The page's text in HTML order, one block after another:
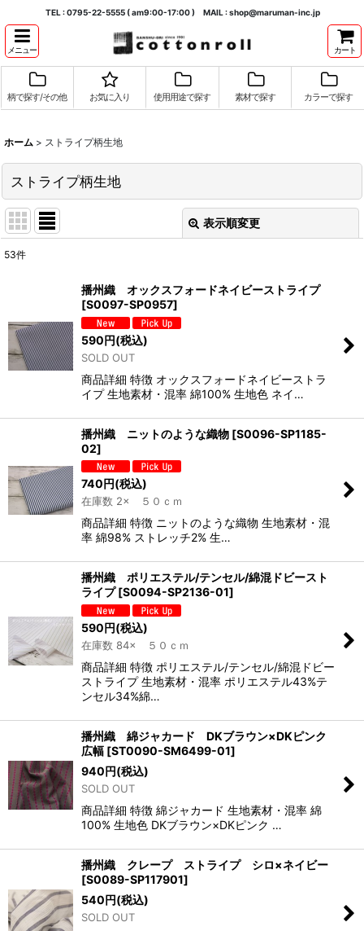
TEL : 0795-22-5555 ( am9:00-17:00 ) MAIL : shop@maruman-inc.jp
メニュー カート
柄で探す/その他 お気に入り 使用用途で探す 素材で探す カラーで探す
ホーム > ストライプ柄生地
ストライプ柄生地
表示順変更
53件
播州織 オックスフォードネイビーストライプ
[S0097-SP0957]
590円(税込)
SOLD OUT
商品詳細 特徴 オックスフォードネイビーストラ
イプ 生地素材・混率 綿100% 生地色 ネイ…
播州織 ニットのような織物 [S0096-SP1185-
02]
740円(税込)
在庫数 2× ５０ｃｍ
商品詳細 特徴 ニットのような織物 生地素材・混
率 綿98% ストレッチ2% 生…
播州織 ポリエステル/テンセル/綿混ドビースト
ライプ [S0094-SP2136-01]
590円(税込)
在庫数 84× ５０ｃｍ
商品詳細 特徴 ポリエステル/テンセル/綿混ドビー
ストライプ 生地素材・混率 ポリエステル43%テ
ンセル34%綿…
播州織 綿ジャカード DKブラウン×DKピンク
広幅 [ST0090-SM6499-01]
940円(税込)
SOLD OUT
商品詳細 特徴 綿ジャカード 生地素材・混率 綿
100% 生地色 DKブラウン×DKピンク …
播州織 クレープ ストライプ シロ×ネイビー
[S0089-SP117901]
540円(税込)
SOLD OUT